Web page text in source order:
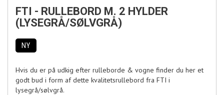
FTI - RULLEBORD M. 2 HYLDER
(LYSEGRÅ/SØLVGRÅ)
NY
Hvis du er på udkig efter rulleborde & vogne finder du her et
godt bud i form af dette kvalitetsrullebord fra FTI i
lysegrå/sølvgrå.